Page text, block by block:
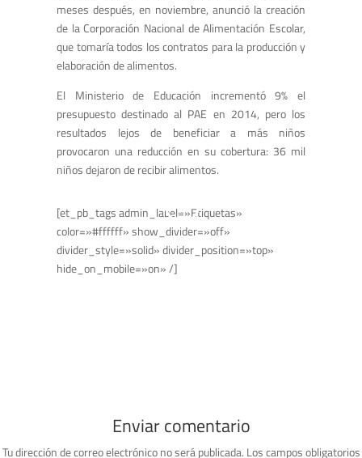
meses después, en noviembre, anunció la creación
de la Corporación Nacional de Alimentación Escolar,
que tomaría todos los contratos para la producción y
elaboración de alimentos.
El Ministerio de Educación incrementó 9% el
presupuesto destinado al PAE en 2014, pero los
resultados lejos de beneficiar a más niños
provocaron una reducción en su cobertura: 36 mil
niños dejaron de recibir alimentos.
[et_pb_tags admin_label=»Etiquetas»
color=»#ffffff» show_divider=»off»
divider_style=»solid» divider_position=»top»
hide_on_mobile=»on» /]
Enviar comentario
Tu dirección de correo electrónico no será publicada. Los campos obligatorios